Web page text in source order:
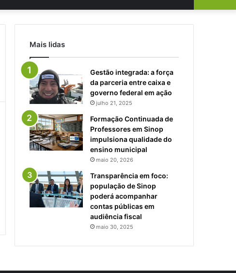
por
Mais lidas
Gestão integrada: a força
da parceria entre caixa e
governo federal em ação
julho 21, 2025
Formação Continuada de
Professores em Sinop
impulsiona qualidade do
ensino municipal
maio 20, 2026
Transparência em foco:
população de Sinop
poderá acompanhar
contas públicas em
audiência fiscal
maio 30, 2025